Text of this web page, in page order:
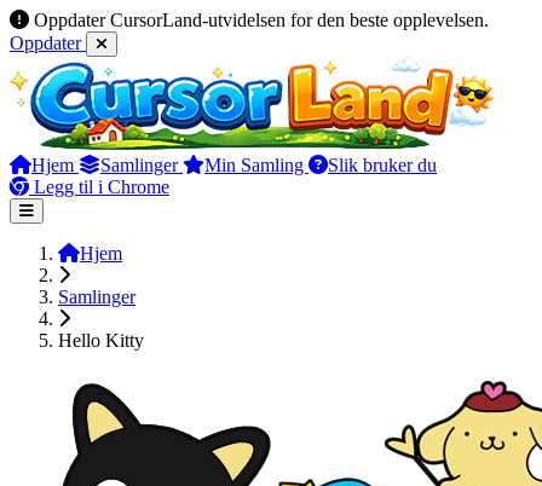
Oppdater CursorLand-utvidelsen for den beste opplevelsen.
Oppdater
Hjem Samlinger Min Samling
Slik bruker du
Legg til i Chrome
Hjem
Samlinger
Hello Kitty